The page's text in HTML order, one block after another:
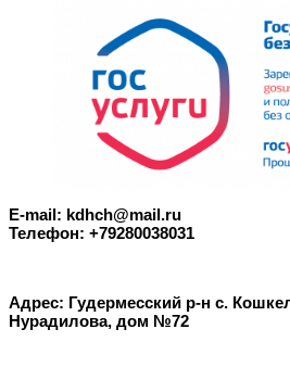
E-mail: kdhch@mail.ru
Телефон: +79280038031
Адрес: Гудермесский р-н с.
Нурадилова, дом №72